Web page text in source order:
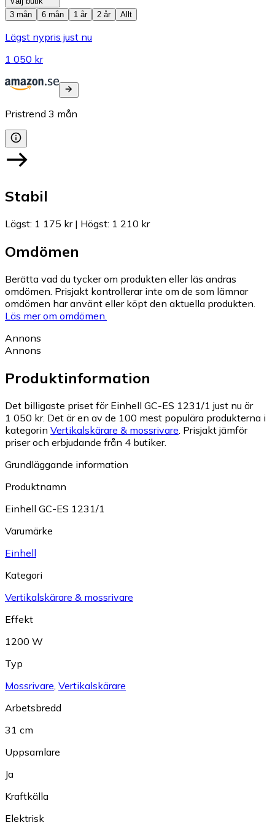
3 mån
6 mån 1 år 2 år Allt
Lägst nypris just nu
1 050 kr
Pristrend 3 mån
Stabil
Lägst: 1 175 kr| Högst: 1 210 kr
Omdömen
Berätta vad du tycker om produkten eller läs andras
omdömen. Prisjakt kontrollerar inte om de som lämnar
omdömen har använt eller köpt den aktuella produkten.
Läs mer om omdömen.
Annons
Annons
Produktinformation
Det billigaste priset för Einhell GC-ES 1231/1 just nu är
1 050 kr. Det är en av de 100 mest populära produkterna i
kategorin Vertikalskärare & mossrivare Prisjakt jämför
priser och erbjudande från 4 butiker.
Grundläggande information
Produktnamn
Einhell GC-ES 1231/1
Varumärke
Einhell
Kategori
Vertikalskärare & mossrivare
Effekt
1200 W
Typ
Mossrivare Vertikalskärare
Arbetsbredd
31 cm
Uppsamlare
Ja
Kraftkälla
Elektrisk